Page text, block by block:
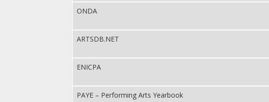
ONDA
ARTSDB.NET
ENICPA
PAYE – Performing Arts Yearbook